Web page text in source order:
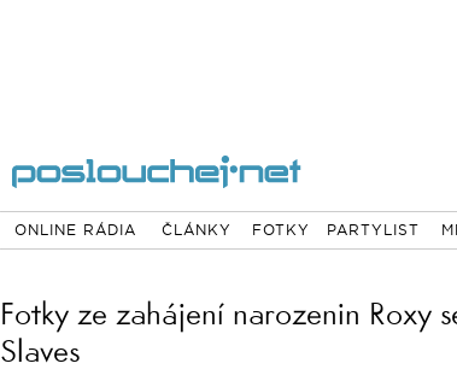
ONLINE RÁDIA ČLÁNKY FOTKY PARTYLIST
Fotky ze zahájení narozenin Roxy
Slaves